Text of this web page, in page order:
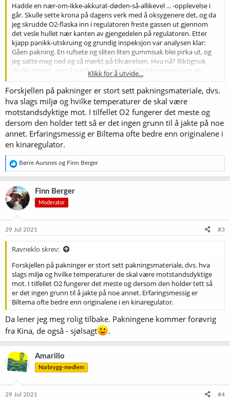
Hadde en nær-om-ikke-akkurat-døden-så-allikevel ... -opplevelse i
går. Skulle sette krona på dagens verk med å oksygenere det, og da
jeg skrudde O2-flaska inn i regulatoren freste gassen ut gjennom
det vesle hullet nær kanten av gjengedelen på regulatoren. Etter
kjapp panikk-utskruing og grundig inspeksjon var analysen klar:
Gåen pakning. En rufsete og sliten liten gummisak blei pirka ut, og
jeg satte meg ned og så mørkt på tilværelsen. Hva nå? Riktignok
skulle gjæren, som kom fra en starter jeg hadde passet som en
smed (hvorfor er smeder spesielt gode til passing, forresten?),
egentlig være godt utstyrt med ergosterol og dertil hørende
fettsyrer, så sannsynligvis ville det gå bra uansett. Men jeg har vent
meg til å oksygenere alt som skal bli til øl (så lenge jeg ikke bruker
tørrgjær, altså), og er ikke utstyrt med all verdens talent for å
tilpasse meg nødvendigheta av å gjøre ting på andre måter enn jeg
er vant til, så den innsikta trøsta meg ikke nevneverdig.
Da kom jeg på den boksen med assorterte gummipakninger som
jeg hadde røska med meg fra et besøk på Biltema en gang for ei god
stund sida i et anfall av kjekt-å-ha. (Det ligger en del sånt og slenger
rundt omkring forbi her i huset.) Og der fant jeg løsninga og lykken:
En pakning som passa - og som funka.
Så nå står ølet i kjeller'n med tjukt og fint gjærskumlag og
utblåsningsutstyr påmontert. Og alt er til det beste i den beste av
alle verdener (om vi evner å overse en del uvensentligheter som
selvfølgelig). Men jeg lurer allikevel på om det finnes
originalpakninger tilgjengelig. Jeg har ikke ubegrensa tillit til
løsninger funnet i en eske fra Biltema.
Klikk for å utvide...
Forskjellen på pakninger er stort sett pakningsmateriale, dvs.
hva slags miljø og hvilke temperaturer de skal være
motstandsdyktige mot. I tilfellet O2 fungerer det meste og
dersom den holder tett så er det ingen grunn til å jakte på noe
annet. Erfaringsmessig er Biltema ofte bedre enn originalene i
en kinaregulator.
R
e
a
k
s
j
o
e
Børre Aursnes og Finn Berger
Finn Berger
Moderator
29 Jul 2021 #3
Ravneklo skrev:
Forskjellen på pakninger er stort sett pakningsmateriale, dvs. hva
slags miljø og hvilke temperaturer de skal være motstandsdyktige
mot. I tilfellet O2 fungerer det meste og dersom den holder tett så
er det ingen grunn til å jakte på noe annet. Erfaringsmessig er
Biltema ofte bedre enn originalene i en kinaregulator.
Da lener jeg meg rolig tilbake. Pakningene kommer forøvrig
fra Kina, de også - sjølsagt
.
Amarillo
Norbrygg-medlem
29 Jul 2021 #4